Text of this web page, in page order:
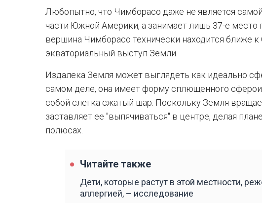
Любопытно, что Чимборасо даже не является
части Южной Америки, а занимает лишь 37-е место
вершина Чимборасо технически находится ближе
экваториальный выступ Земли.
Издалека Земля может выглядеть как идеально
самом деле, она имеет форму сплющенного
собой слегка сжатый шар. Поскольку Земля
заставляет ее "выпячиваться" в центре, делая
полюсах.
Читайте также
Дети, которые растут в этой местности,
аллергией, – исследование